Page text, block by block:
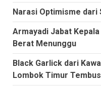
Narasi Optimisme dari
Armayadi Jabat Kepala
Berat Menunggu
Black Garlick dari
Lombok Timur